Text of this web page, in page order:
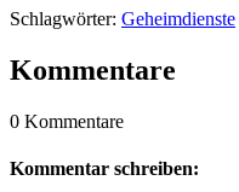
Schlagwörter: Geheimdienste
Kommentare
0 Kommentare
Kommentar schreiben: